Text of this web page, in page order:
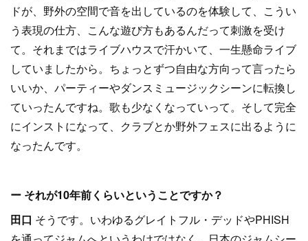
ドが、野外の空間で音を出しているのを体験して、こうい
う表現の仕方、こんな遊び方もあるんだって刺激を受け
て。それまではライブハウスで汗かいて、一生懸命ライブ
していましたから。ちょっとずつ自由な方向って言ったら
いいか、パーティーやダンスミュージックシーンに転換し
ていったんですね。歌も少なくなっていって。そして完全
にインストになって、クラブとか野外フェスに出るように
なったんです。
ー それが10年前くらいということですか？
田口 そうです。いわゆるグレイトフル・デッドやPHISH